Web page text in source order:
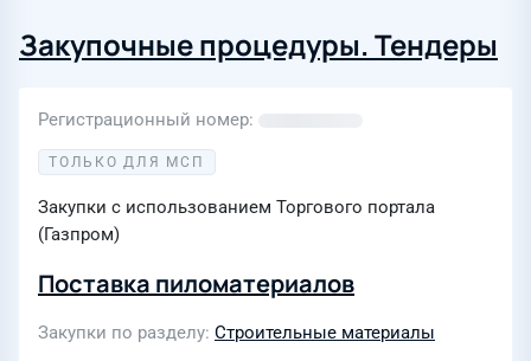
Закупочные процедуры. Тендеры
Регистрационный номер
ТОЛЬКО ДЛЯ МСП
Закупки с использованием Торгового портала
(Газпром)
Поставка пиломатериалов
Закупки по разделу Строительные материалы